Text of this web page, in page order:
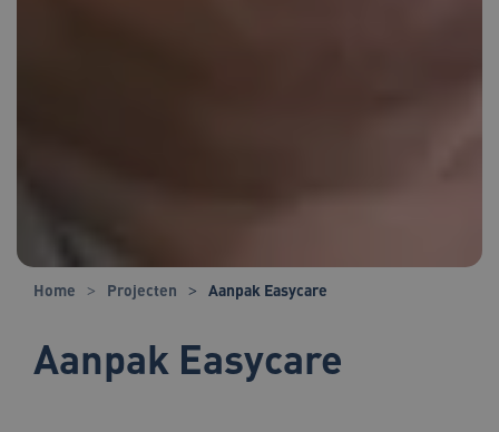
Home Projecten Aanpak Easycare
Aanpak Easycare